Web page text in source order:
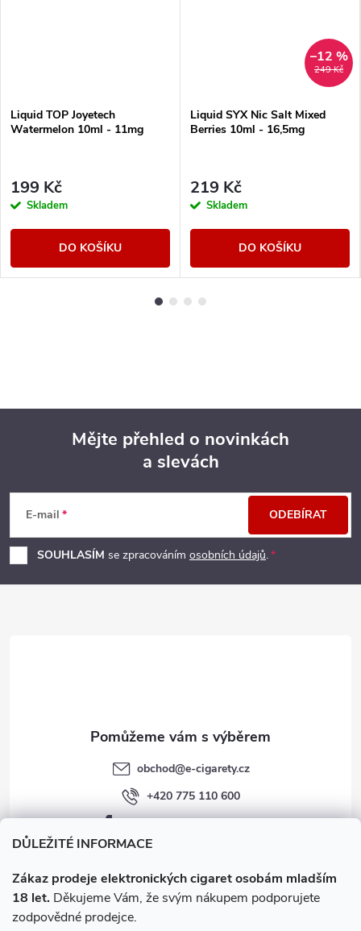
DŮLEŽITÉ INFORMACE
Zákaz prodeje elektronických cigaret osobám mladším
18 let. Děkujeme Vám, že svým nákupem podporujete
zodpovědné prodejce.
Liquid TOP Joyetech
Watermelon 10ml - 11mg
199 Kč
Skladem
DO KOŠÍKU
249 Kč
–12 %
Liquid SYX Nic Salt Mixed
Berries 10ml - 16,5mg
219 Kč
Skladem
DO KOŠÍKU
p
a
Mějte přehled o novinkách
a slevách
E-mail
SOUHLASÍM se zpracováním osobních údajů.
ODEBÍRAT
obchod@e-cigarety.cz
+420 775 110 600